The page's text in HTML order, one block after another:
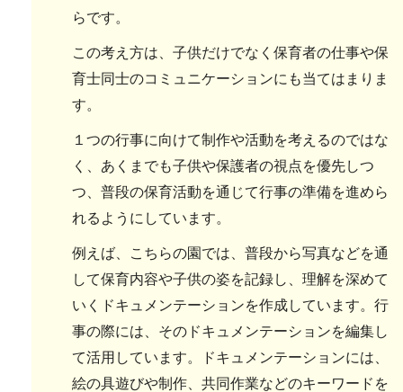
らです。
この考え方は、子供だけでなく保育者の仕事や保
育士同士のコミュニケーションにも当てはまりま
す。
１つの行事に向けて制作や活動を考えるのではな
く、あくまでも子供や保護者の視点を優先しつ
つ、普段の保育活動を通じて行事の準備を進めら
れるようにしています。
例えば、こちらの園では、普段から写真などを通
して保育内容や子供の姿を記録し、理解を深めて
いくドキュメンテーションを作成しています。行
事の際には、そのドキュメンテーションを編集し
て活用しています。ドキュメンテーションには、
絵の具遊びや制作、共同作業などのキーワードを